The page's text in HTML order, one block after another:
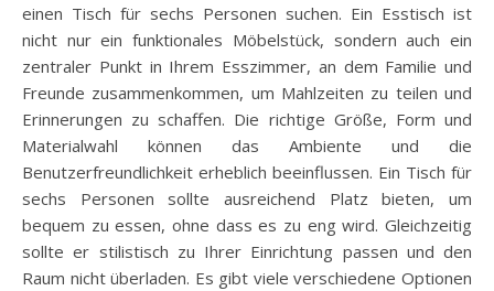
einen Tisch für sechs Personen suchen. Ein Esstisch ist
nicht nur ein funktionales Möbelstück, sondern auch ein
zentraler Punkt in Ihrem Esszimmer, an dem Familie und
Freunde zusammenkommen, um Mahlzeiten zu teilen und
Erinnerungen zu schaffen. Die richtige Größe, Form und
Materialwahl können das Ambiente und die
Benutzerfreundlichkeit erheblich beeinflussen. Ein Tisch für
sechs Personen sollte ausreichend Platz bieten, um
bequem zu essen, ohne dass es zu eng wird. Gleichzeitig
sollte er stilistisch zu Ihrer Einrichtung passen und den
Raum nicht überladen. Es gibt viele verschiedene Optionen